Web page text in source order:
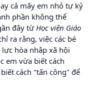
cả mấy em nhỏ tự kỷ
phần không thể
đây từHọc viện Giáo
ra rằng, việc các bé
hòa nhập xã hội
em vừa biết cách
cách "tấn công" để